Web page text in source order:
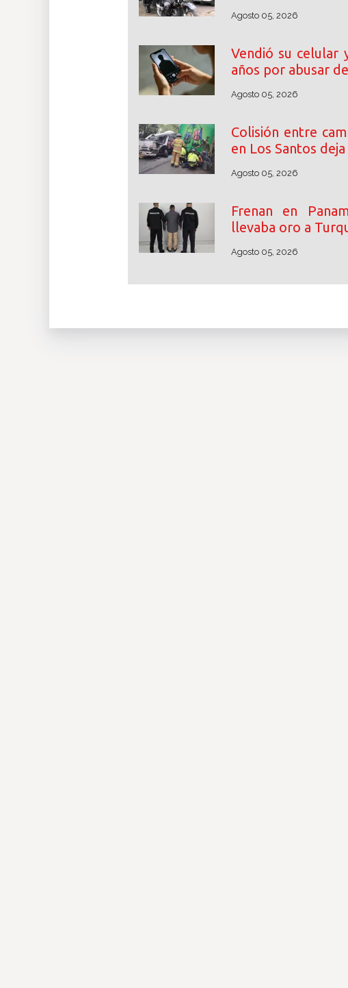
Agosto 05, 2026
Vendió su celular
años por abusar
Agosto 05, 2026
Colisión entre
en Los Santos
Agosto 05, 2026
Frenan en
llevaba oro a
Agosto 05, 2026